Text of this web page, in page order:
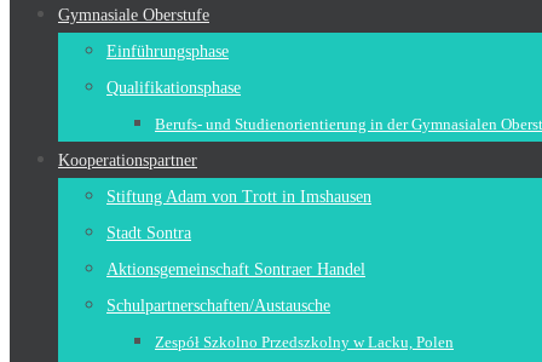
Gymnasiale Oberstufe
Einführungsphase
Qualifikationsphase
Berufs- und Studienorientierung in der Gymnasialen
Kooperationspartner
Stiftung Adam von Trott in Imshausen
Stadt Sontra
Aktionsgemeinschaft Sontraer Handel
Schulpartnerschaften/Austausche
Zespół Szkolno Przedszkolny w Lacku, Polen